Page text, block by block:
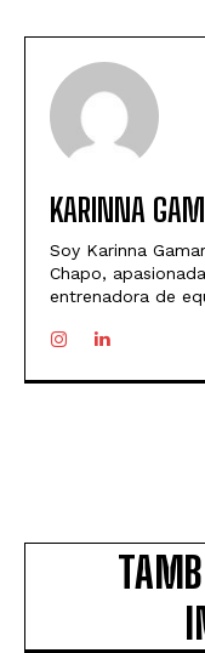
KARINNA
Soy Karinna
Chapo,
entrenadora de